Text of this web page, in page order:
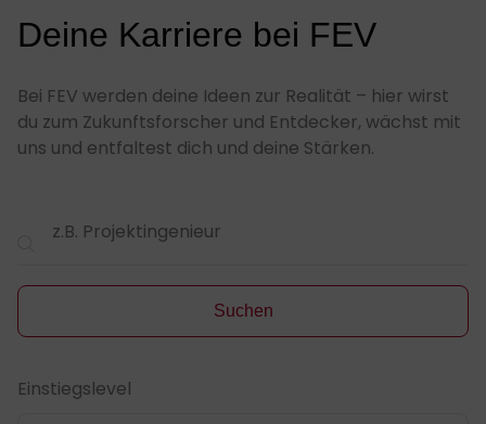
:
Deine Karriere bei FEV
Bei FEV werden deine Ideen zur Realität – hier wirst
du zum Zukunftsforscher und Entdecker, wächst mit
uns und entfaltest dich und deine Stärken.
Suchfeld
Suchen
Einstiegslevel
Filter zurücksetzen